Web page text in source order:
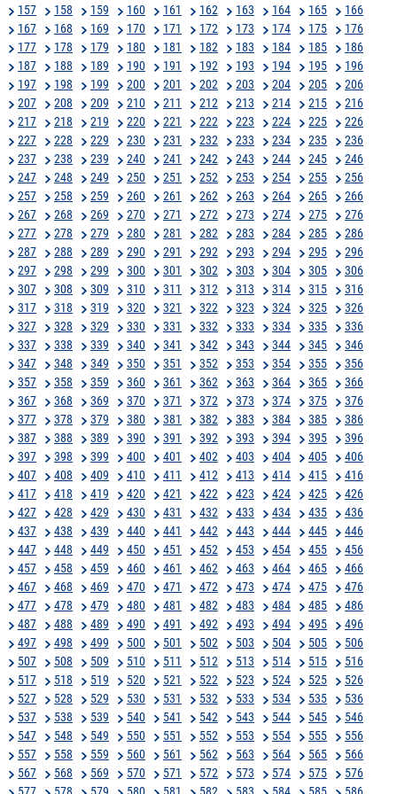
157
158 159 160 161 162 163 164 165
166
167
168 169 170 171 172 173 174 175
176
177
178 179 180 181 182 183 184 185
186
187
188 189 190 191 192 193 194 195
196
197
198 199 200 201 202 203 204 205
206
207
208 209 210 211 212 213 214 215
216
217
218 219 220 221 222 223 224 225
226
227
228 229 230 231 232 233 234 235
236
237
238 239 240 241 242 243 244 245
246
247
248 249 250 251 252 253 254 255
256
257
258 259 260 261 262 263 264 265
266
267
268 269 270 271 272 273 274 275
276
277
278 279 280 281 282 283 284 285
286
287
288 289 290 291 292 293 294 295
296
297
298 299 300 301 302 303 304 305
306
307
308 309 310 311 312 313 314 315
316
317
318 319 320 321 322 323 324 325
326
327
328 329 330 331 332 333 334 335
336
337
338 339 340 341 342 343 344 345
346
347
348 349 350 351 352 353 354 355
356
357
358 359 360 361 362 363 364 365
366
367
368 369 370 371 372 373 374 375
376
377
378 379 380 381 382 383 384 385
386
387
388 389 390 391 392 393 394 395
396
397
398 399 400 401 402 403 404 405
406
407
408 409 410 411 412 413 414 415
416
417
418 419 420 421 422 423 424 425
426
427
428 429 430 431 432 433 434 435
436
437
438 439 440 441 442 443 444 445
446
447
448 449 450 451 452 453 454 455
456
457
458 459 460 461 462 463 464 465
466
467
468 469 470 471 472 473 474 475
476
477
478 479 480 481 482 483 484 485
486
487
488 489 490 491 492 493 494 495
496
497
498 499 500 501 502 503 504 505
506
507
508 509 510 511 512 513 514 515
516
517
518 519 520 521 522 523 524 525
526
527
528 529 530 531 532 533 534 535
536
537
538 539 540 541 542 543 544 545
546
547
548 549 550 551 552 553 554 555
556
557
558 559 560 561 562 563 564 565
566
567
568 569 570 571 572 573 574 575
576
577
578 579 580 581 582 583 584 585 586